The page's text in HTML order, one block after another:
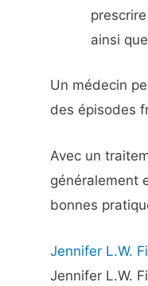
ainsi
Un médecin
des épisodes
Avec un
généralement
bonnes
Jennifer L.W.
Jennifer L.W.